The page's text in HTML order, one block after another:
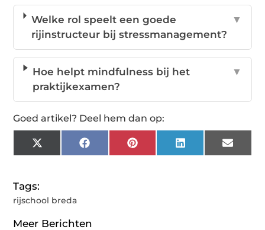
Welke rol speelt een goede
rijinstructeur bij stressmanagement?
▼
Hoe helpt mindfulness bij het
praktijkexamen?
▼
Goed artikel? Deel hem dan op:
X
(Twitter)
FacebookPinterestLinkedInEmail
Tags:
rijschool breda
Meer Berichten